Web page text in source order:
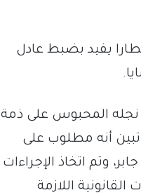
يفيد بضبط عادل
نجله المحبوس على ذمة
تبين أنه مطلوب على
اتخاذ الإجراءات
اللازمة